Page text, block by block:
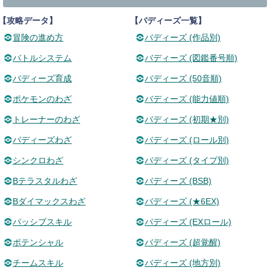
攻略データ】
冒険の進め方
バトルシステム
バディーズ育成
ポケモンのわざ
トレーナーのわざ
バディーズわざ
シンクロわざ
Bテラスタルわざ
Bダイマックスわざ
パッシブスキル
ポテンシャル
チームスキル
【バディーズ一覧】
バディーズ (作品別)
バディーズ (図鑑番号順)
バディーズ (50音順)
バディーズ (能力値順)
バディーズ (初期★別)
バディーズ (ロール別)
バディーズ (タイプ別)
バディーズ (BSB)
バディーズ (★6EX)
バディーズ (EXロール)
バディーズ (超覚醒)
バディーズ (地方別)